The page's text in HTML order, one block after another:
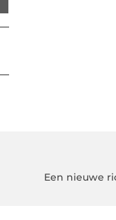
Een nieuwe